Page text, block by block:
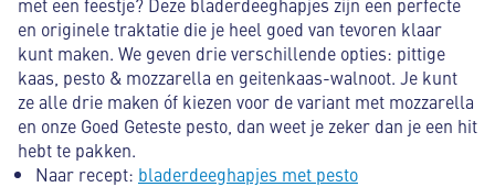
en originele traktatie die je heel goed van tevoren klaar
kunt maken. We geven drie verschillende opties: pittige
kaas, pesto & mozzarella en geitenkaas-walnoot. Je kunt
ze alle drie maken óf kiezen voor de variant met mozzarella
en onze Goed Geteste pesto, dan weet je zeker dan je een hit
hebt te pakken.
Naar recept: bladerdeeghapjes met pesto